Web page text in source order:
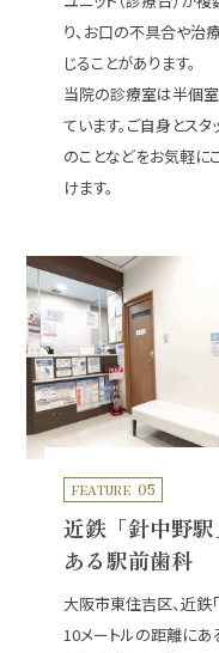
り、お口の不具合や治
じることがあります。
当院の診療室は半個室
ています。ご自身とス
のことなどをお気軽に
けます。
FEATURE 05
近鉄「針中野
ある駅前歯科
大阪市東住吉区、近鉄
10メートルの距離に